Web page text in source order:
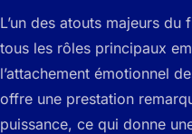
L’un des atouts majeurs
tous les rôles principaux
l’attachement émotionnel
offre une prestation
puissance, ce qui donne